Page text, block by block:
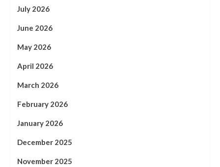
July 2026
June 2026
May 2026
April 2026
March 2026
February 2026
January 2026
December 2025
November 2025